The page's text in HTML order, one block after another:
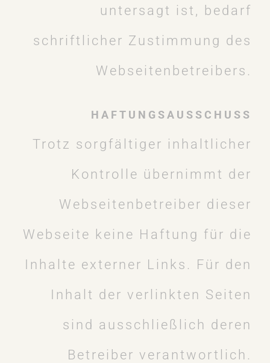
untersagt ist, bedarf
schriftlicher Zustimmung des
Webseitenbetreibers.
HAFTUNGSAUSSCHUSS
Trotz sorgfältiger inhaltlicher
Kontrolle übernimmt der
Webseitenbetreiber dieser
Webseite keine Haftung für die
Inhalte externer Links. Für den
Inhalt der verlinkten Seiten
sind ausschließlich deren
Betreiber verantwortlich.